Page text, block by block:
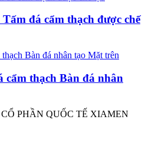
đá cẩm thạch được chế
cẩm thạch Bàn đá nhân
PHẦN QUỐC TẾ XIAMEN